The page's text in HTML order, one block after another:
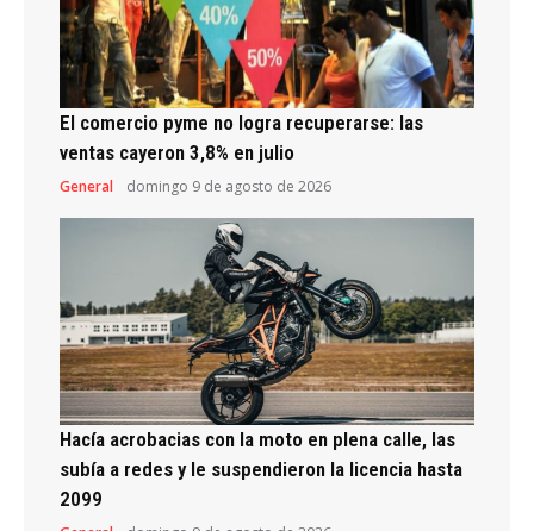
El comercio pyme no logra recuperarse: las
ventas cayeron 3,8% en julio
General domingo 9 de agosto de 2026
Hacía acrobacias con la moto en plena calle, las
subía a redes y le suspendieron la licencia hasta
2099